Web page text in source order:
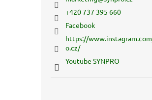
+420 737 395 660
Facebook
https://
o.cz/
Youtube SYNPRO